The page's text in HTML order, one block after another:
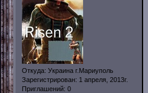
Откуда: Украина г.Мариуполь
Зарегистрирован: 1 апреля, 2013г.
Приглашений: 0